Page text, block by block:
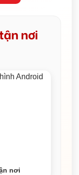
nơi
nơi